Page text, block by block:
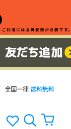
全国一律送料無料